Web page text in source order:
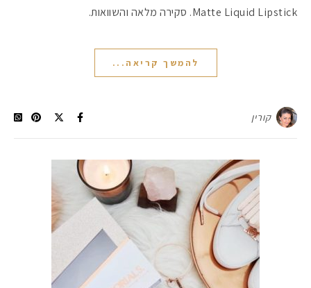
Matte Liquid Lipstick. סקירה מלאה והשוואות.
להמשך קריאה...
קורין